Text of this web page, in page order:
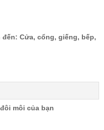
Cửa, cổng, giếng, bếp,
môi của bạn